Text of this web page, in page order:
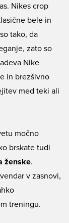
Nikes crop
bele in
tako, da
zato so
Nike
in brezšivno
med teki ali
močno
brskate tudi
ženske.
v zasnovi,
treningu.